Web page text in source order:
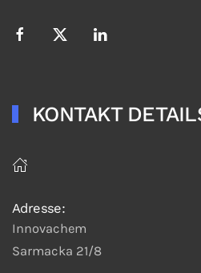
KONTAKT
Adresse:
Innovachem
Sarmacka 21/8